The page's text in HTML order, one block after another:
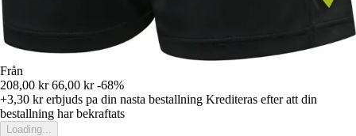
Från
208,00 kr 66,00 kr -68%
+3,30 krerbjuds pa din nasta bestallning Krediteras efter att din
bestallning har bekraftats
Loading...